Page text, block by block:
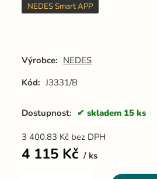
NEDES Smart APP
Výrobce: NEDES
Kód: J3331/B
Dostupnost: skladem 15 ks
3 400.83 Kč bez DPH
4 115 Kč ks